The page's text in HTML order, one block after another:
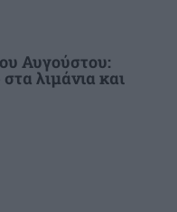
Αυγούστου:
λιμάνια και